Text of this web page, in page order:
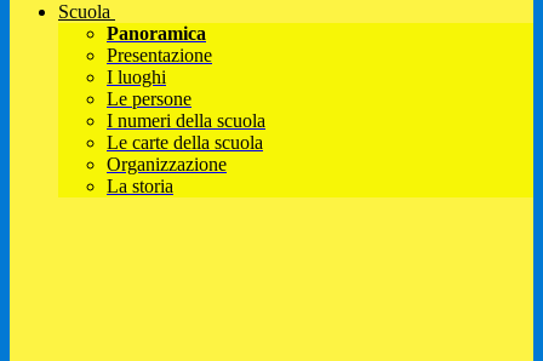
Scuola
Panoramica
Presentazione
I luoghi
Le persone
I numeri della scuola
Le carte della scuola
Organizzazione
La storia